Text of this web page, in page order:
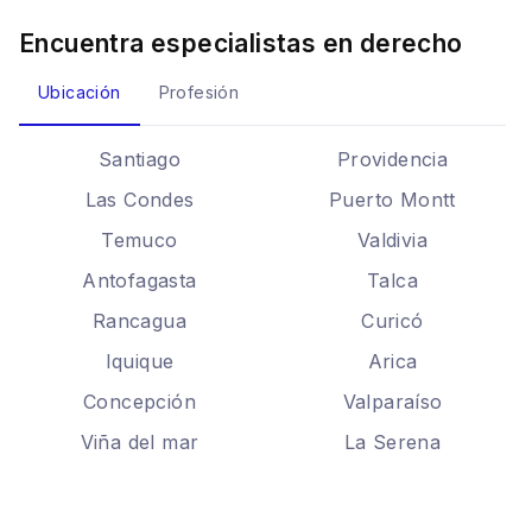
Encuentra especialistas en derecho
Ubicación Profesión
Santiago
Providencia
Las Condes
Puerto Montt
Temuco
Valdivia
Antofagasta
Talca
Rancagua
Curicó
Iquique
Arica
Concepción
Valparaíso
Viña del mar
La Serena